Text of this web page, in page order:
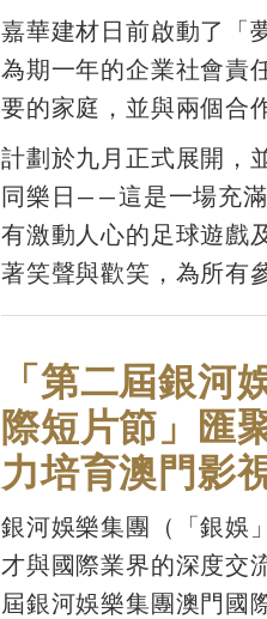
嘉華建材日前啟動了「
為期一年的企業社會責
要的家庭，並與兩個合
計劃於九月正式展開，
同樂日——這是一場充
有激動人心的足球遊戲
著笑聲與歡笑，為所有
「第二屆銀河
際短片節」匯
力培育澳門影
銀河娛樂集團（「銀娛
才與國際業界的深度交
屆銀河娛樂集團澳門國